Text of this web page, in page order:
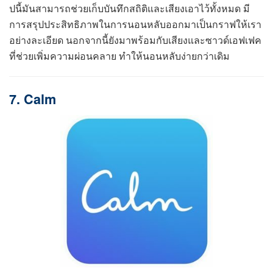
ปนี้มันสามารถช่วยเก็บบันทึกสถิติและเสียงเอาไว้ทั้งหมด มี
การสรุปประสิทธิภาพในการนอนหลับออกมาเป็นกราฟให้เรา
อย่างละเอียด นอกจากนี้ยังมาพร้อมกับเสียงและซาวด์เอฟเฟค
ที่ช่วยเพิ่มความผ่อนคลาย ทำให้นอนหลับง่ายกว่าเดิม
7. Calm